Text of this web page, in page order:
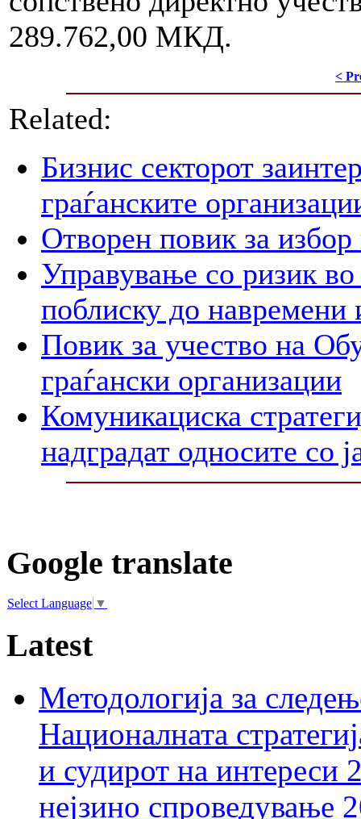
289.762,00 МКД.
<
Related:
Бизнис секторот
граѓанските
Отворен повик за избор
Управување со ризик
поблиску до навремени
Повик за учество на
граѓански организации
Комуникациска
надградат односите со
Google translate
Select Language ▼
Latest
Методологија за
Националната
и судирот на интереси
нејзино спроведување